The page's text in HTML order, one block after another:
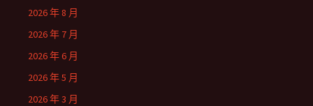
2026 年 8 月
2026 年 7 月
2026 年 6 月
2026 年 5 月
2026 年 3 月